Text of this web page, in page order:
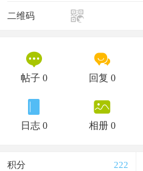

二维码

帖子 0

回复 0

日志 0

相册 0
222
积分